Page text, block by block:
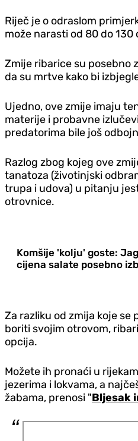
Riječ je o odraslom
može narasti od 80 do
Zmije ribarice su posebno
da su mrtve kako bi
Ujedno, ove zmije imaju
materije i probavne
predatorima bile još
Razlog zbog kojeg ove
tanatoza (životinjski
trupa i udova) u pitanju
otrovnice.
Komšije 'kolju' goste:
cijena salate posebno
Za razliku od zmija koje
boriti svojim otrovom,
opcija.
Možete ih pronaći u
jezerima i lokvama, a
žabama, prenosi "Bljesak